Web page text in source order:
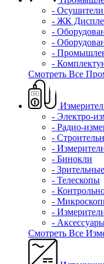
- Осушители
- ЖК
-
-
-
-
Смотреть Все
- Электро-
- Радио-
-
-
- Бинокли
-
- Телескопы
-
-
-
-
Смотреть Все